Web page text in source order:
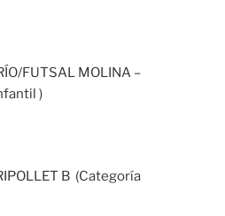
FUTSAL MOLINA –
)
B (Categoría